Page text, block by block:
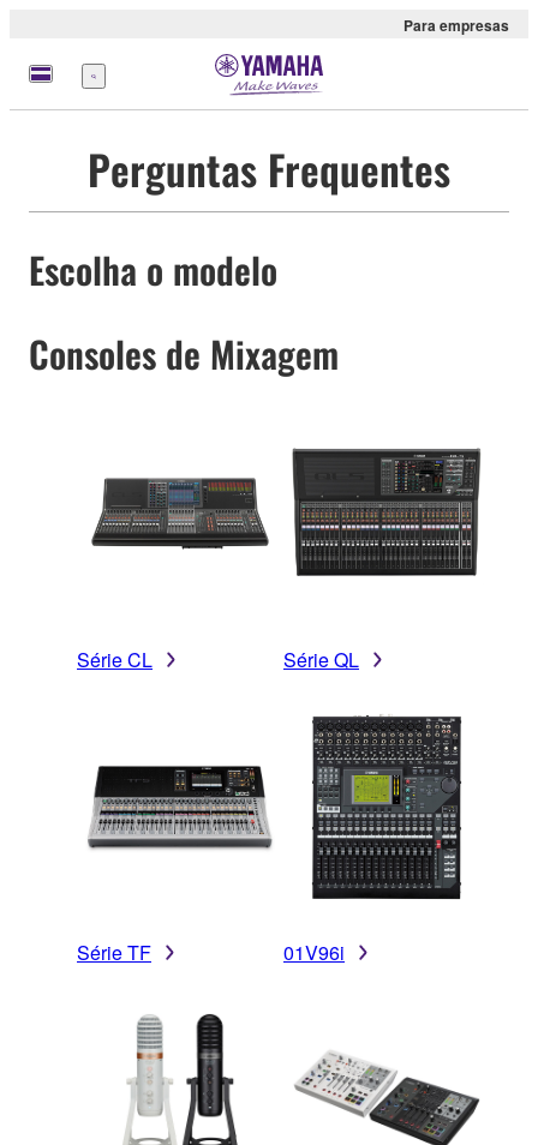
Para empresas
Menu
Perguntas Frequentes
Escolha o modelo
Consoles de Mixagem
Série CL Série QL
Série TF 01V96i